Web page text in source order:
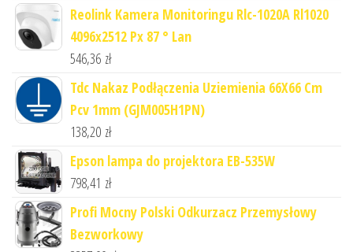
Reolink Kamera Monitoringu Rlc-1020A Rl1020
4096x2512 Px 87 ° Lan
546,36 zł
Tdc Nakaz Podłączenia Uziemienia 66X66 Cm
Pcv 1mm (GJM005H1PN)
138,20 zł
Epson lampa do projektora EB-535W
798,41 zł
Profi Mocny Polski Odkurzacz Przemysłowy
Bezworkowy